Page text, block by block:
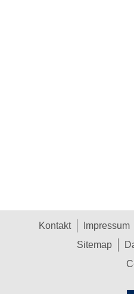
Kontakt Impressum
Sitemap